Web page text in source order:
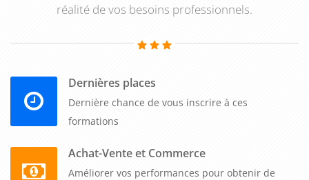
réalité de vos besoins professionnels.
Dernières places
Dernière chance de vous inscrire à ces
formations
Achat-Vente et Commerce
Améliorer vos performances pour obtenir de